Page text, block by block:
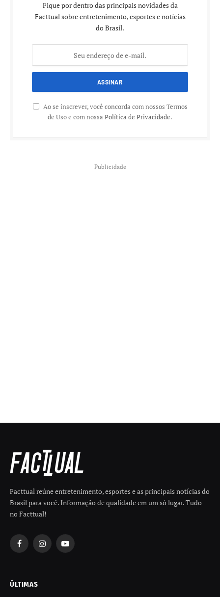
Fique por dentro das principais novidades da
Facttual sobre entretenimento, esportes e notícias
do Brasil.
Ao se inscrever, você concorda com nossos Termos
de Uso e com nossa Política de Privacidade.
Publicidade
Facttual reúne entretenimento, esportes e as principais notícias do
Brasil para você. Informação de qualidade em um só lugar. Tudo
no Facttual!
FacebookInstagramYouTube
ÚLTIMAS